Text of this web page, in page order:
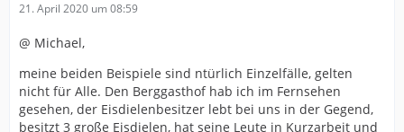
21. April 2020 um 08:59
@ Michael,
meine beiden Beispiele sind ntürlich Einzelfälle, gelten
nicht für Alle. Den Berggasthof hab ich im Fernsehen
gesehen, der Eisdielenbesitzer lebt bei uns in der Gegend,
besitzt 3 große Eisdielen, hat seine Leute in Kurzarbeit und